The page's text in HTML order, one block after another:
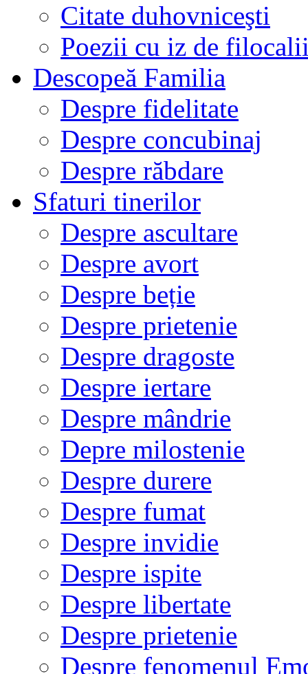
Citate duhovniceşti
Poezii cu iz de
Descopeă Familia
Despre fidelitate
Despre concubinaj
Despre răbdare
Sfaturi tinerilor
Despre ascultare
Despre avort
Despre beție
Despre prietenie
Despre dragoste
Despre iertare
Despre mândrie
Depre milostenie
Despre durere
Despre fumat
Despre invidie
Despre ispite
Despre libertate
Despre prietenie
Despre fenomenul